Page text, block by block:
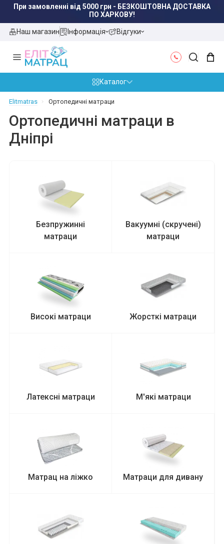
При замовленні від 5000 грн - БЕЗКОШТОВНА ДОСТАВКА
ПО ХАРКОВУ!
Наш магазин
Інформація Відгуки
Каталог
Elitmatras Ортопедичні матраци
Ортопедичні матраци в
Дніпрі
Безпружинні
матраци
Вакуумні (скручені)
матраци
Високі матраци Жорсткі матраци
Латексні матраци М'які матраци
Матрац на ліжко Матраци для дивану